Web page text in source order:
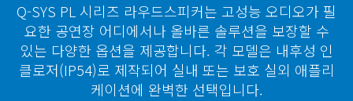
Q-SYS PL 시리즈 라우드스피커는 고성능 오디오가 필
요한 공연장 어디에서나 올바른 솔루션을 보장할 수
있는 다양한 옵션을 제공합니다. 각 모델은 내후성 인
클로저(IP54)로 제작되어 실내 또는 보호 실외 애플리
케이션에 완벽한 선택입니다.